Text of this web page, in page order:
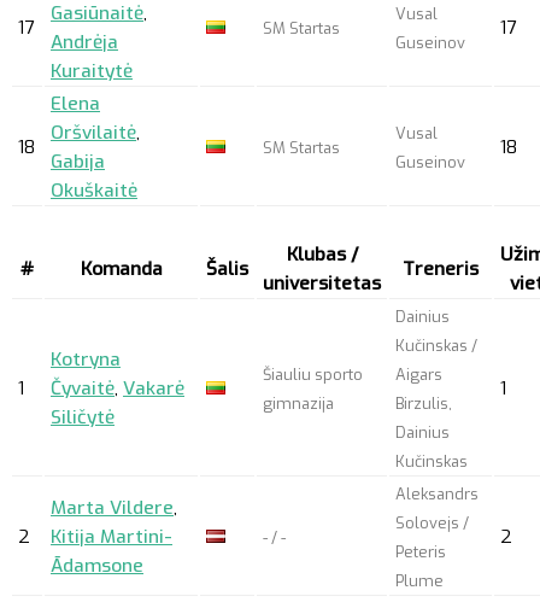
17
Gasiūnaitė,
Andrėja
Kuraitytė
SM Startas
Vusal
Guseinov
17
18
Elena
Oršvilaitė,
Gabija
Okuškaitė
SM Startas
Vusal
Guseinov
18
# Komanda Šalis
Klubas /
universitetas
Treneris
1
Kotryna
Čyvaitė, Vakarė
Siličytė
Šiauliu sporto
gimnazija
Dainius
Kučinskas /
Aigars
Birzulis,
Dainius
Kučinskas
1
2
Marta Vildere,
Kitija Martini-
Ādamsone
- / -
Aleksandrs
Solovejs /
Peteris
Plume
2